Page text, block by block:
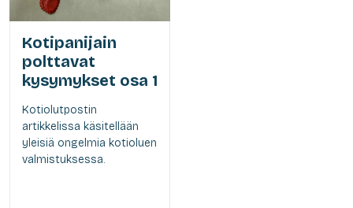
Kotipanijain
polttavat
kysymykset osa 1
Kotiolutpostin
artikkelissa käsitellään
yleisiä ongelmia kotioluen
valmistuksessa.